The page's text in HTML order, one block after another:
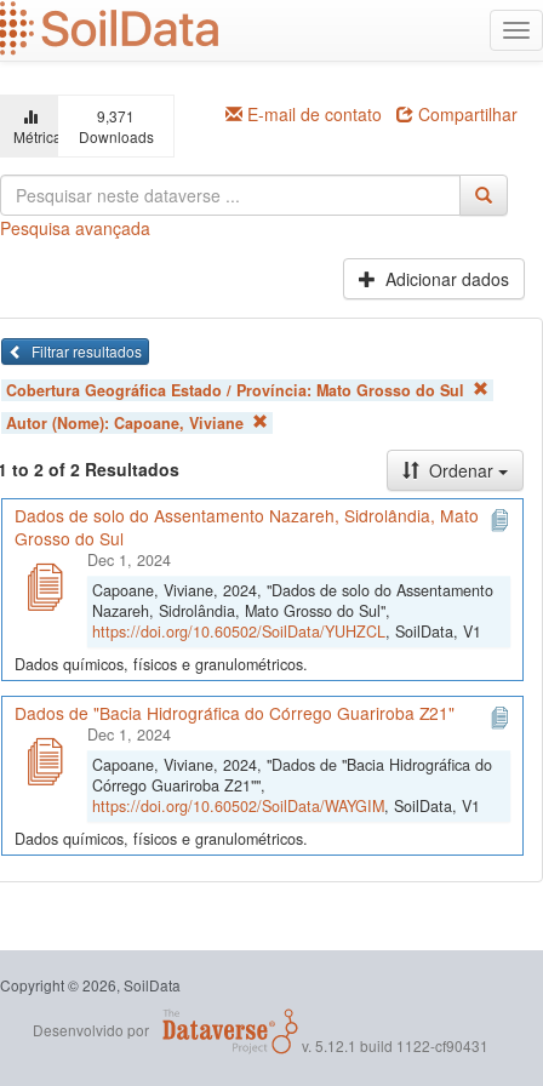
Ir
para
o
principal
Métricas
9,371
Downloads
E-mail de contato Compartilhar
Pesquisa avançada
Adicionar dados
Filtrar resultados
Cobertura Geográfica Estado / Província: Mato Grosso do Sul
Autor (Nome): Capoane, Viviane
to 2 of 2 Resultados
Ordenar
Dados de solo do Assentamento Nazareh, Sidrolândia, Mato
Grosso do Sul
Dec 1, 2024
Capoane, Viviane, 2024, "Dados de solo do Assentamento
Nazareh, Sidrolândia, Mato Grosso do Sul",
https://doi.org/10.60502/SoilData/YUHZCL, SoilData, V1
Dados químicos, físicos e granulométricos.
Dados de "Bacia Hidrográfica do Córrego Guariroba Z21"
Dec 1, 2024
Capoane, Viviane, 2024, "Dados de "Bacia Hidrográfica do
Córrego Guariroba Z21"",
https://doi.org/10.60502/SoilData/WAYGIM, SoilData, V1
Dados químicos, físicos e granulométricos.
Copyright © 2026, SoilData
Desenvolvido por
v. 5.12.1 build 1122-cf90431